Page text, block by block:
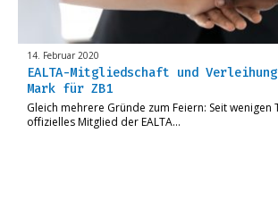
14. Februar 2020
EALTA-Mitgliedschaft und Verleihung
Mark für ZB1
Gleich mehrere Gründe zum Feiern: Seit wenigen
offizielles Mitglied der EALTA…